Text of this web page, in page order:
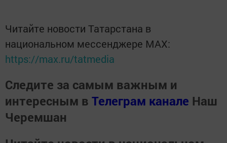
Читайте новости Татарстана в
национальном мессенджере MАХ:
https://max.ru/tatmedia
Следите за самым важным и
интересным в Телеграм канале Наш
Черемшан